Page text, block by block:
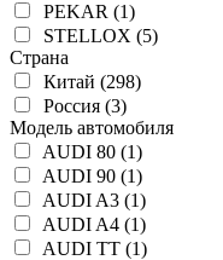
PEKAR (1)
STELLOX (5)
Страна
Китай (298)
Россия (3)
Модель автомобиля
AUDI 80 (1)
AUDI 90 (1)
AUDI A3 (1)
AUDI A4 (1)
AUDI TT (1)